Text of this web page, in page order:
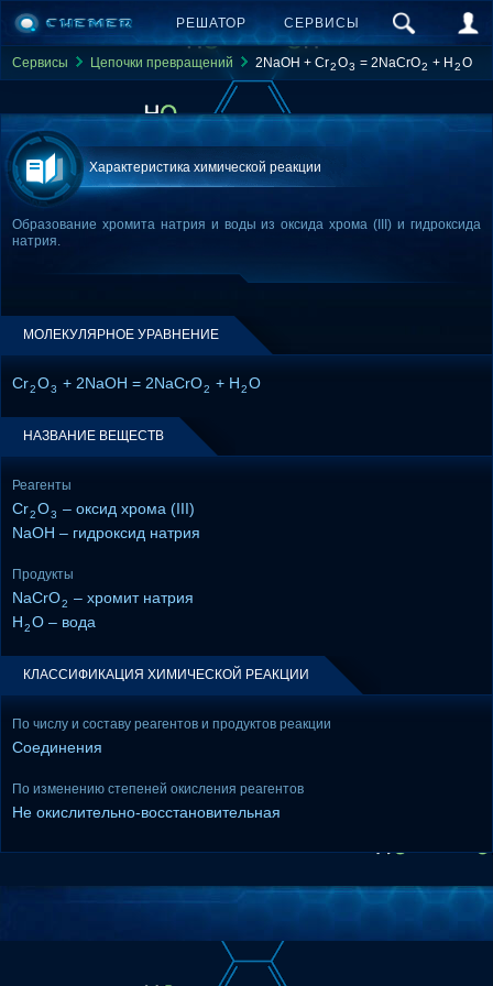
РЕШАТОР СЕРВИСЫ
Сервисы Цепочки превращений 2NaOH + Cr2O3 = 2NaCrO2 + H 2O
Характеристика химической реакции
Образование хромита натрия и воды из оксида хрома (III) и гидроксида
натрия.
МОЛЕКУЛЯРНОЕ УРАВНЕНИЕ
Cr2O3 + 2NaOH = 2NaCrO2 + H2O
НАЗВАНИЕ ВЕЩЕСТВ
Реагенты
Cr2O3 – оксид хрома (III)
NaOH – гидроксид натрия
Продукты
NaCrO2 – хромит натрия
H2O – вода
КЛАССИФИКАЦИЯ ХИМИЧЕСКОЙ РЕАКЦИИ
По числу и составу реагентов и продуктов реакции
Соединения
По изменению степеней окисления реагентов
Не окислительно-восстановительная